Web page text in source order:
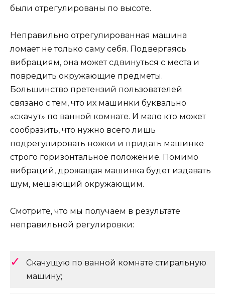
были отрегулированы по высоте.
Неправильно отрегулированная машина
ломает не только саму себя. Подвергаясь
вибрациям, она может сдвинуться с места и
повредить окружающие предметы.
Большинство претензий пользователей
связано с тем, что их машинки буквально
«скачут» по ванной комнате. И мало кто может
сообразить, что нужно всего лишь
подрегулировать ножки и придать машинке
строго горизонтальное положение. Помимо
вибраций, дрожащая машинка будет издавать
шум, мешающий окружающим.
Смотрите, что мы получаем в результате
неправильной регулировки:
Скачущую по ванной комнате стиральную
машину;